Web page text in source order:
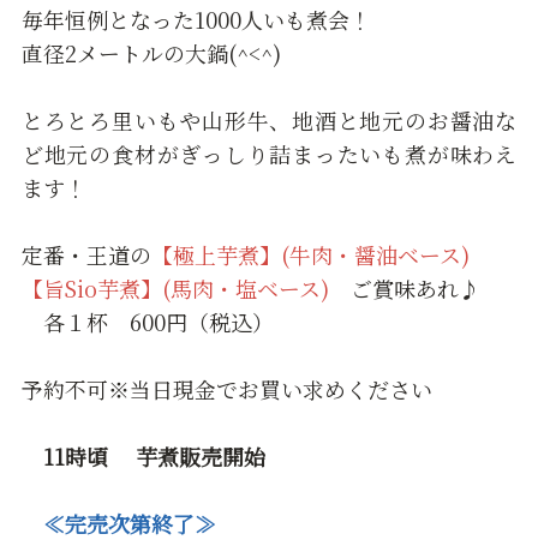
毎年恒例となった1000人いも煮会！
直径2メートルの大鍋(^<^)
とろとろ里いもや山形牛、地酒と地元のお醤油な
ど地元の食材がぎっしり詰まったいも煮が味わえ
ます！
定番・王道の 【極上芋煮】(牛肉・醤油ベース)
【旨Sio芋煮】(馬肉・塩ベース) ご賞味あれ♪
各１杯 600円（税込）
予約不可※当日現金でお買い求めください
11時頃 芋煮販売開始
≪完売次第終了≫